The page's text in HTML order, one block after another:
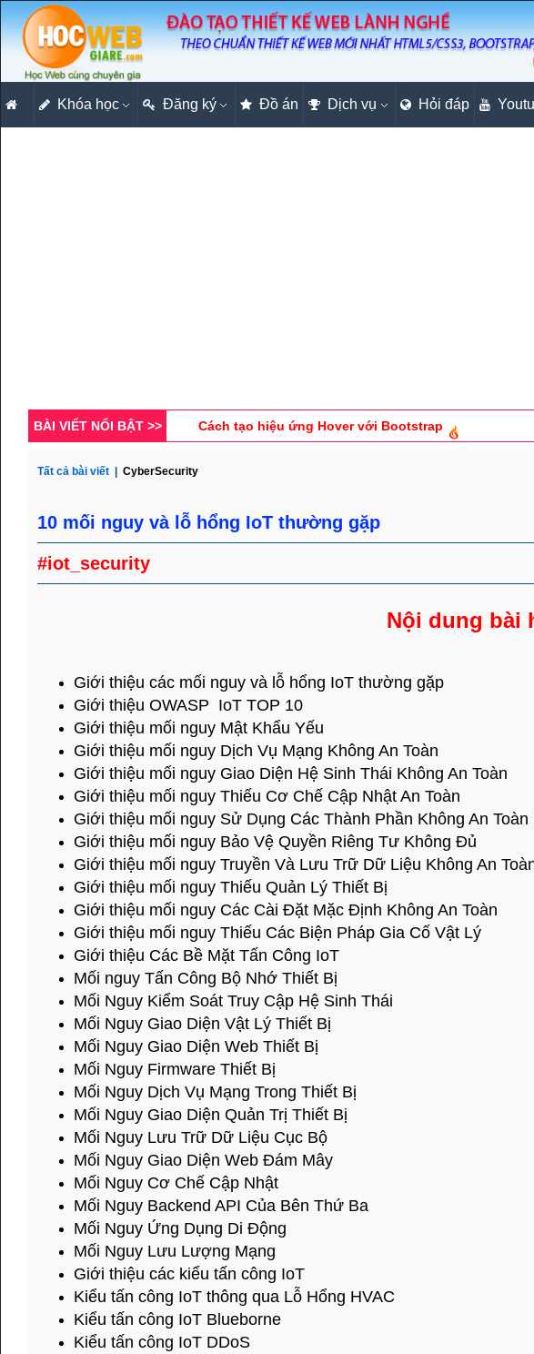
Khóa học Đăng ký Đồ án Dịch vụ Hỏi đáp
BÀI VIẾT NỔI BẬT >> Cách tạo hiệu ứng Hover với Bootstrap
Tất cả bài viết CyberSecurity
10 mối nguy và lỗ hổng IoT thường gặp
#iot_security
Nội dung bài
Giới thiệu các mối nguy và lỗ hổng IoT thường gặp
Giới thiệu OWASP IoT TOP 10
Giới thiệu mối nguy Mật Khẩu Yếu
Giới thiệu mối nguy Dịch Vụ Mạng Không An Toàn
Giới thiệu mối nguy Giao Diện Hệ Sinh Thái Không An Toàn
Giới thiệu mối nguy Thiếu Cơ Chế Cập Nhật An Toàn
Giới thiệu mối nguy Sử Dụng Các Thành Phần Không An
Giới thiệu mối nguy Bảo Vệ Quyền Riêng Tư Không Đủ
Giới thiệu mối nguy Truyền Và Lưu Trữ Dữ Liệu Không An
Giới thiệu mối nguy Thiếu Quản Lý Thiết Bị
Giới thiệu mối nguy Các Cài Đặt Mặc Định Không An Toàn
Giới thiệu mối nguy Thiếu Các Biện Pháp Gia Cố Vật Lý
Giới thiệu Các Bề Mặt Tấn Công IoT
Mối nguy Tấn Công Bộ Nhớ Thiết Bị
Mối Nguy Kiểm Soát Truy Cập Hệ Sinh Thái
Mối Nguy Giao Diện Vật Lý Thiết Bị
Mối Nguy Giao Diện Web Thiết Bị
Mối Nguy Firmware Thiết Bị
Mối Nguy Dịch Vụ Mạng Trong Thiết Bị
Mối Nguy Giao Diện Quản Trị Thiết Bị
Mối Nguy Lưu Trữ Dữ Liệu Cục Bộ
Mối Nguy Giao Diện Web Đám Mây
Mối Nguy Cơ Chế Cập Nhật
Mối Nguy Backend API Của Bên Thứ Ba
Mối Nguy Ứng Dụng Di Động
Mối Nguy Lưu Lượng Mạng
Giới thiệu các kiểu tấn công IoT
Kiểu tấn công IoT thông qua Lỗ Hổng HVAC
Kiểu tấn công IoT Blueborne
Kiểu tấn công IoT DDoS